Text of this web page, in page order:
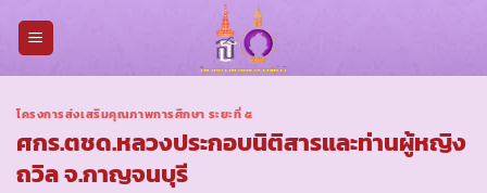
โครงการส่งเสริมคุณภาพการศึกษา ระยะที่ ๕
ศกร.ตชด.หลวงประกอบนิติสารและท่านผู้หญิง
ถวิล จ.กาญจนบุรี